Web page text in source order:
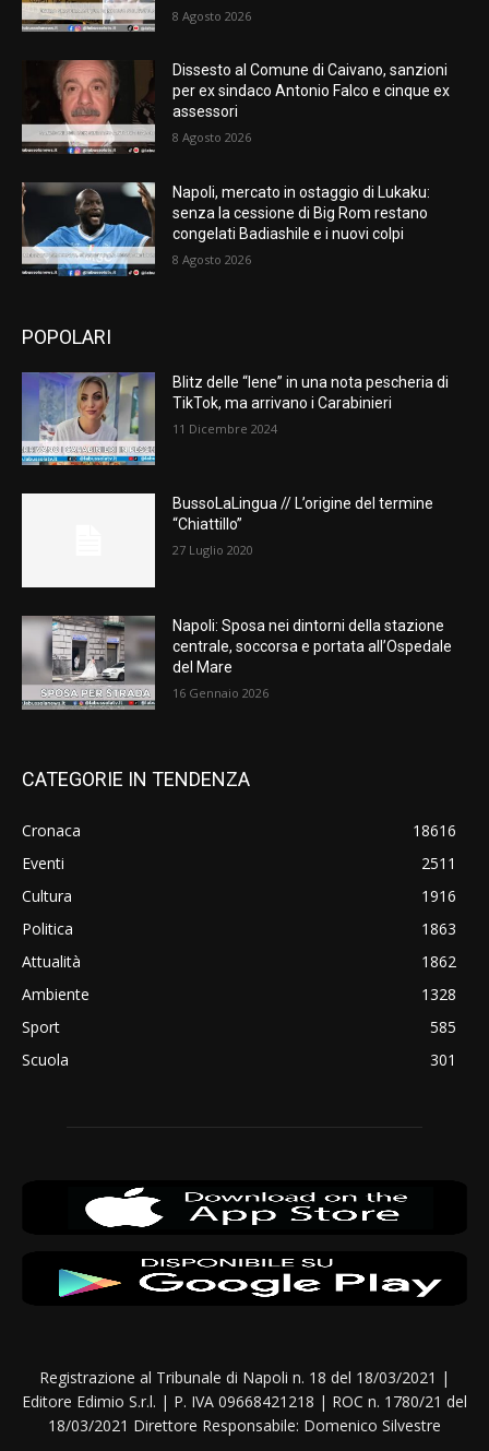
8 Agosto 2026
Dissesto al Comune di Caivano, sanzioni
per ex sindaco Antonio Falco e cinque ex
assessori
8 Agosto 2026
Napoli, mercato in ostaggio di Lukaku:
senza la cessione di Big Rom restano
congelati Badiashile e i nuovi colpi
8 Agosto 2026
POPOLARI
Blitz delle “Iene” in una nota pescheria di
TikTok, ma arrivano i Carabinieri
11 Dicembre 2024
BussoLaLingua // L’origine del termine
“Chiattillo”
27 Luglio 2020
Napoli: Sposa nei dintorni della stazione
centrale, soccorsa e portata all’Ospedale
del Mare
16 Gennaio 2026
CATEGORIE IN TENDENZA
Cronaca
18616
Eventi
2511
Cultura
1916
Politica
1863
Attualità
1862
Ambiente
1328
Sport
585
Scuola
301
Registrazione al Tribunale di Napoli n. 18 del 18/03/2021 |
Editore Edimio S.r.l. | P. IVA 09668421218 | ROC n. 1780/21 del
18/03/2021 Direttore Responsabile: Domenico Silvestre